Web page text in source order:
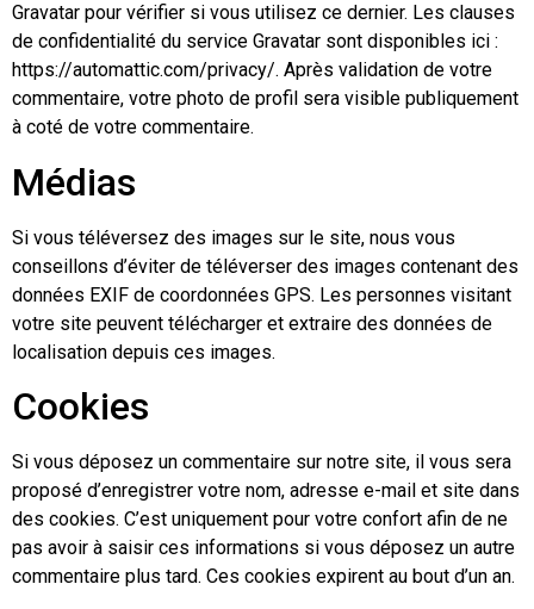
Gravatar pour vérifier si vous utilisez ce dernier. Les clauses
de confidentialité du service Gravatar sont disponibles ici :
https://automattic.com/privacy/. Après validation de votre
commentaire, votre photo de profil sera visible publiquement
à coté de votre commentaire.
Médias
Si vous téléversez des images sur le site, nous vous
conseillons d’éviter de téléverser des images contenant des
données EXIF de coordonnées GPS. Les personnes visitant
votre site peuvent télécharger et extraire des données de
localisation depuis ces images.
Cookies
Si vous déposez un commentaire sur notre site, il vous sera
proposé d’enregistrer votre nom, adresse e-mail et site dans
des cookies. C’est uniquement pour votre confort afin de ne
pas avoir à saisir ces informations si vous déposez un autre
commentaire plus tard. Ces cookies expirent au bout d’un an.